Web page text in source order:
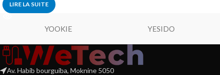
LIRE LA SUITE
YOOKIE YESIDO
Av. Habib bourguiba, Moknine 5050